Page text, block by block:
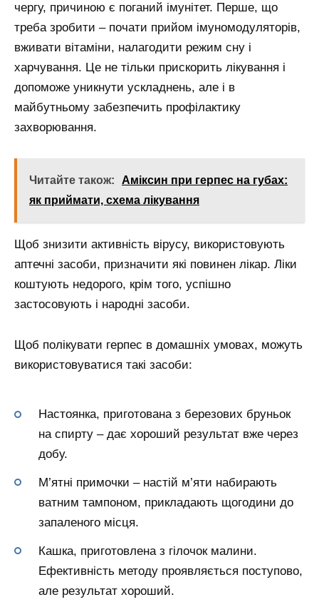
чергу, причиною є поганий імунітет. Перше, що
треба зробити – почати прийом імуномодуляторів,
вживати вітаміни, налагодити режим сну і
харчування. Це не тільки прискорить лікування і
допоможе уникнути ускладнень, але і в
майбутньому забезпечить профілактику
захворювання.
Читайте також:
Аміксин при герпес на губах:
як приймати, схема лікування
Щоб знизити активність вірусу, використовують
аптечні засоби, призначити які повинен лікар. Ліки
коштують недорого, крім того, успішно
застосовують і народні засоби.
Щоб полікувати герпес в домашніх умовах, можуть
використовуватися такі засоби:
Настоянка, приготована з березових бруньок
на спирту – дає хороший результат вже через
добу.
М’ятні примочки – настій м’яти набирають
ватним тампоном, прикладають щогодини до
запаленого місця.
Кашка, приготовлена з гілочок малини.
Ефективність методу проявляється поступово,
але результат хороший.